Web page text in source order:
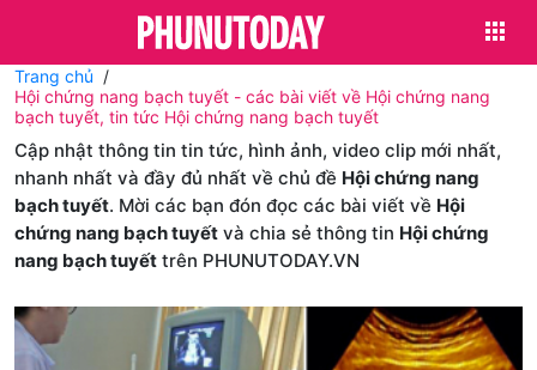
Trang chủ
Hội chứng nang bạch tuyết - các bài viết về Hội chứng nang
bạch tuyết, tin tức Hội chứng nang bạch tuyết
Cập nhật thông tin tin tức, hình ảnh, video clip mới nhất,
nhanh nhất và đầy đủ nhất về chủ đề Hội chứng nang
bạch tuyết. Mời các bạn đón đọc các bài viết về Hội
chứng nang bạch tuyết và chia sẻ thông tin Hội chứng
nang bạch tuyết trên PHUNUTODAY.VN